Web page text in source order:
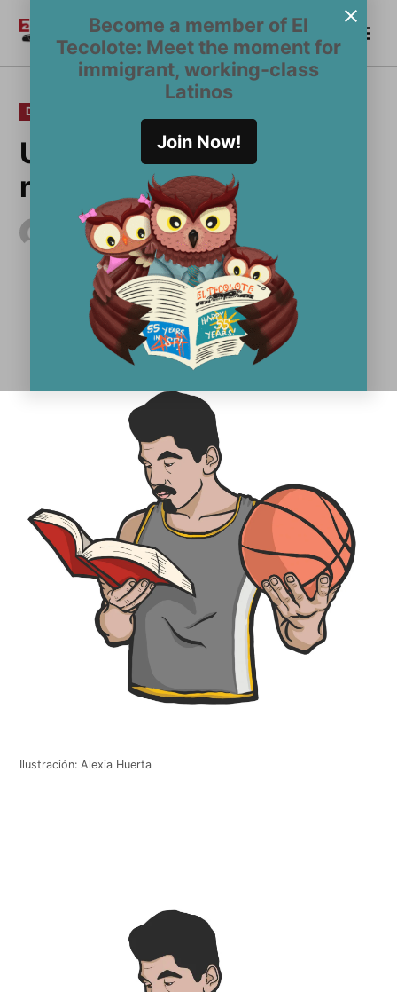
Become a member of El
Tecolote: Meet the moment for
immigrant, working-class
Latinos
Join Now!
contenido
El
Tecolote
Become a Member
PUBLICADO
EN
DEPORTES
Un balance necesario: ni
nerd ni cabeza hueca
El Tecolote Staff
junio 20, 2019
Ilustración: Alexia Huerta